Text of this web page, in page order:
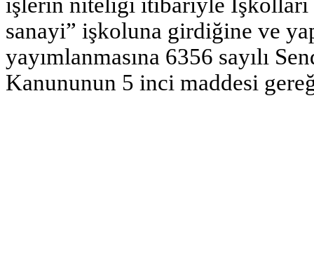
sanayi” işkoluna girdiğine ve
yayımlanmasına 6356 sayılı
Kanununun 5 inci maddesi